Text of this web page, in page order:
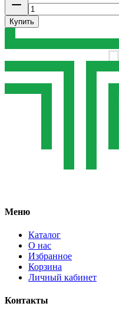
Купить
Меню
Каталог
О нас
Избранное
Корзина
Личный кабинет
Контакты